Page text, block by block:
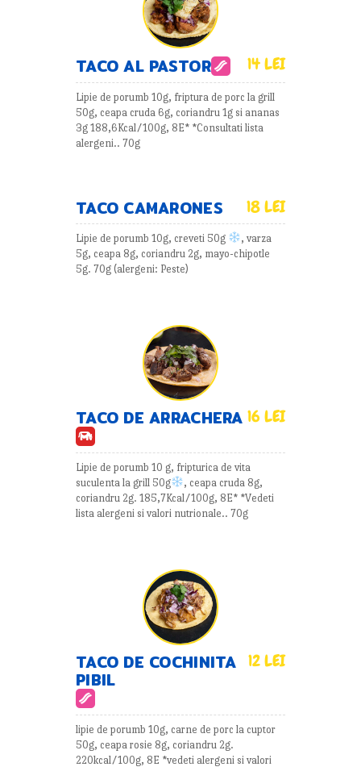
TACO AL PASTOR 14 LEI
Lipie de porumb 10g, friptura de porc la grill
50g, ceapa cruda 6g, coriandru 1g si ananas
3g 188,6Kcal/100g, 8E* *Consultati lista
alergeni.. 70g
TACO CAMARONES 18 LEI
Lipie de porumb 10g, creveti 50g
, varza
5g, ceapa 8g, coriandru 2g, mayo-chipotle
5g. 70g (alergeni: Peste)
TACO DE ARRACHERA 16 LEI
Lipie de porumb 10 g, fripturica de vita
suculenta la grill 50g
, ceapa cruda 8g,
coriandru 2g. 185,7Kcal/100g, 8E* *Vedeti
lista alergeni si valori nutrionale.. 70g
TACO DE COCHINITA
PIBIL
12 LEI
lipie de porumb 10g, carne de porc la cuptor
50g, ceapa rosie 8g, coriandru 2g.
220kcal/100g, 8E *vedeti alergeni si valori